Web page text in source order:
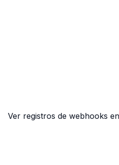
Ver registros de webhooks